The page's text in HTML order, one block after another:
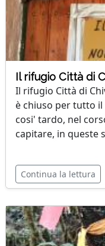
Il rifugio Città di
Il rifugio Città di
è chiuso per tutto
cosi' tardo, nel
capitare, in queste
Continua la lettura